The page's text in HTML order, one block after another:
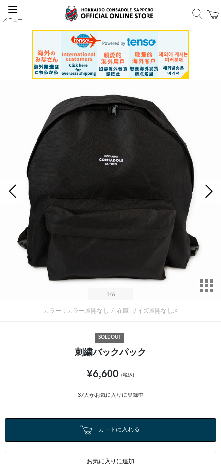
メニュー
前の画像
1 /6
カラー：カラー展開なし / 在庫 サイズ展開なし:☓
SOLDOUT
刺繍バックパック
¥6,600 (税込)
37人がお気に入りに登録中
カートに入れる
お気に入りに追加